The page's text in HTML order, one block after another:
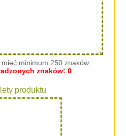
minimum 250 znaków.
znaków: 0
produktu